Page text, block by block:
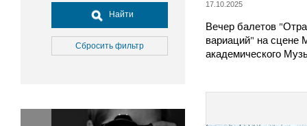
Досуг, туризм и отдых
Культура
Медицина
Окружающая среда
Найти
Сбросить фильтр
17.10.2025
Вечер балетов
вариаций" на сцене
академического